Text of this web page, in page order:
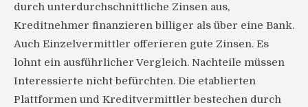
durch unterdurchschnittliche Zinsen aus,
Kreditnehmer finanzieren billiger als über eine Bank.
Auch Einzelvermittler offerieren gute Zinsen. Es
lohnt ein ausführlicher Vergleich. Nachteile müssen
Interessierte nicht befürchten. Die etablierten
Plattformen und Kreditvermittler bestechen durch